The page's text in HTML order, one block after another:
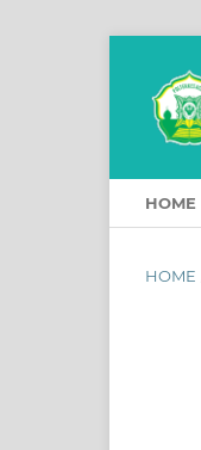
HOME
HOME